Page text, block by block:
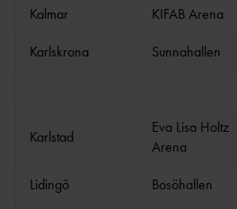
ET
MINIORLANDSLAG
ET
FOLKSP
ALLMÄNNA
ARVSFONDEN
FUNKTIONÄRER
FÖRBUNDSSTART
MÅLFOTODOMA
Kalmar
KIFAB Arena
Karlskrona
Sunnahallen
Karlstad
Eva Lisa Holtz
Arena
Lidingö Bosöhallen